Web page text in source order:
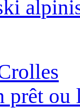
prêt ou